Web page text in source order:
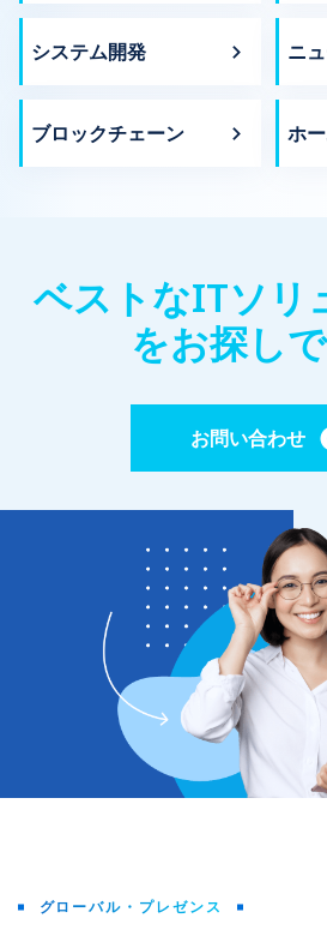
システム開発 ニ
ブロックチェーン ホ
ベストなITソリ
をお探し
お問い合わせ
グローバル・プレゼンス